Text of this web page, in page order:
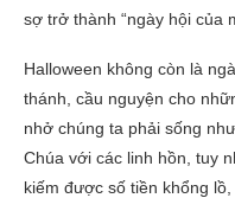
sợ trở thành “ngày hội của
Halloween không còn là
thánh, cầu nguyện cho
nhở chúng ta phải sống
Chúa với các linh hồn, tuy
kiếm được số tiền khổng